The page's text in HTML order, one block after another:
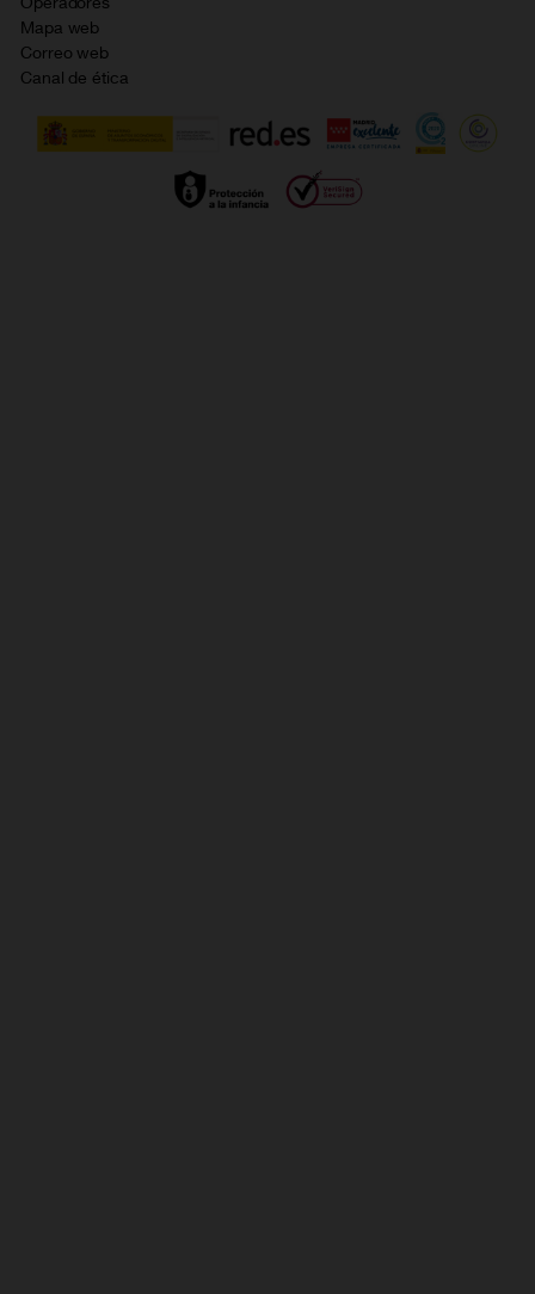
Política de cookies
Política de privacidad
Gestionar UTIQ
Mapa web
Correo web
Canal de ética